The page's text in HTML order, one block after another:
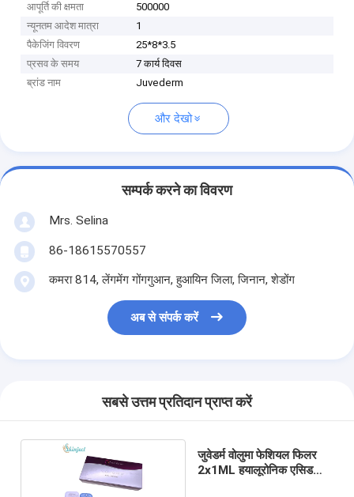
आपूर्ति की क्षमता
500000
न्यूनतम आदेश मात्रा
1
पैकेजिंग विवरण
25*8*3.5
प्रसव के समय
7 कार्य दिवस
ब्रांड नाम
Juvederm
और देखो
सम्पर्क करने का विवरण
Mrs. Selina
86-18615570557
कमरा 814, लेंगमेंग गोंगगुआन, हुआयिन जिला, जिनान, शेडोंग
अब से संपर्क करें
सबसे उत्तम प्रतिदान प्राप्त करें
जुवेडर्म वोलुमा फेशियल फिलर
2x1ML हयालूरोनिक एसिड